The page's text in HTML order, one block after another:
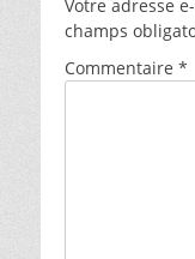
Votre adresse
champs
Commentaire *